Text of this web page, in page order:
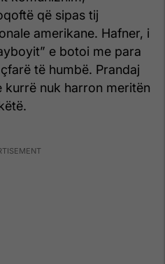
që sipas tij
amerikane. Hafner, i
e botoi me para
të humbë. Prandaj
kurrë nuk harron meritën